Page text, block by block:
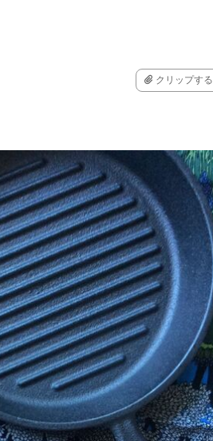
クリップする